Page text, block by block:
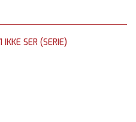
SER (SERIE)